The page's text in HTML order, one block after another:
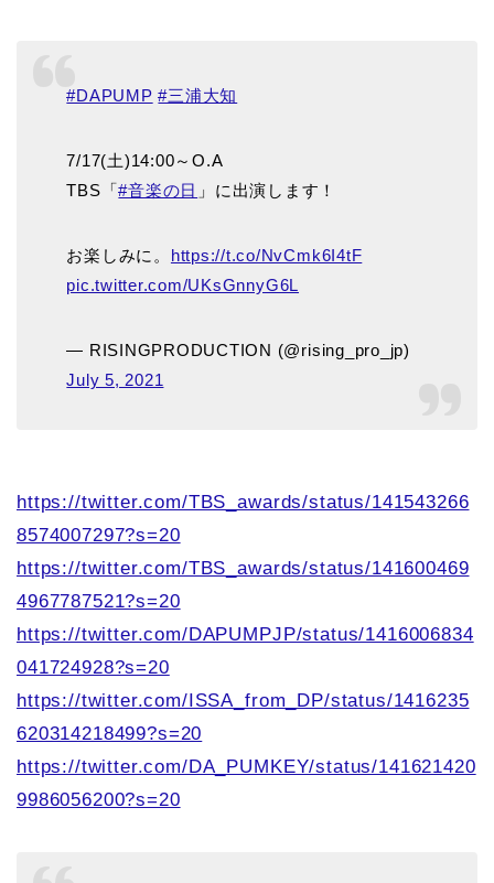
#DAPUMP #三浦大知
7/17(土)14:00～O.A
TBS「#音楽の日 」に出演します！
お楽しみに。 https://t.co/NvCmk6I4tF
pic.twitter.com/UKsGnnyG6L
— RISINGPRODUCTION (@rising_pro_jp)
July 5, 2021
https://twitter.com/TBS_awards/status/141543266
8574007297?s=20
https://twitter.com/TBS_awards/status/141600469
4967787521?s=20
https://twitter.com/DAPUMPJP/status/1416006834
041724928?s=20
https://twitter.com/ISSA_from_DP/status/1416235
620314218499?s=20
https://twitter.com/DA_PUMKEY/status/141621420
9986056200?s=20